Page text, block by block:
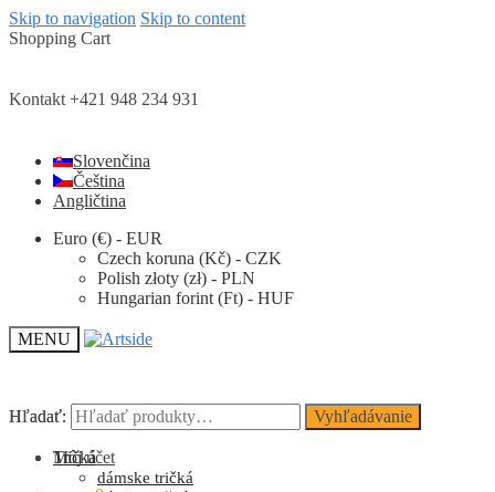
Skip to navigation Skip to content
Shopping Cart
Kontakt +421 948 234 931
Slovenčina
Čeština
Angličtina
Euro (€) - EUR
Czech koruna (Kč) - CZK
Polish złoty (zł) - PLN
Hungarian forint (Ft) - HUF
MENU
Hľadať: Vyhľadávanie
Môj účet
Hľadať: Vyhľadávanie
Tričká
dámske tričká